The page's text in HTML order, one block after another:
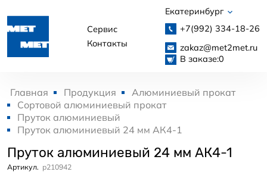
Сервис
Контакты
Екатеринбург
+7(992) 334-18-26
zakaz@met2met.ru
В заказе:0
Главная Продукция
Алюминиевый прокат
Сортовой алюминиевый прокат
Пруток алюминиевый
Пруток алюминиевый 24 мм АК4-1
Пруток алюминиевый 24 мм АК4-1
Артикул. p210942